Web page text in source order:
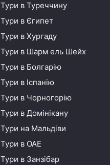
Тури в Туреччину
Тури в Єгипет
Тури в Хургаду
Тури в Шарм ель Шейх
Тури в Болгарію
Тури в Іспанію
Тури в Чорногорію
Тури в Домінікану
Тури на Мальдіви
Тури в ОАЕ
Тури в Занзібар